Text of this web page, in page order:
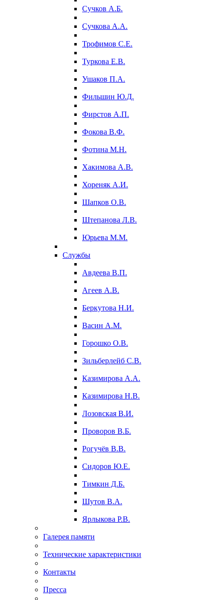
Сучков А.Б.
Сучкова А.А.
Трофимов С.Е.
Туркова Е.В.
Ушаков П.А.
Фильшин Ю.Д.
Фирстов А.П.
Фокова В.Ф.
Фотина М.Н.
Хакимова А.В.
Хореняк А.И.
Шапков О.В.
Штепанова Л.В.
Юрьева М.М.
Службы
Авдеева В.П.
Агеев А.В.
Беркутова Н.И.
Васин А.М.
Горошко О.В.
Зильберлейб С.В.
Казимирова А.А.
Казимирова Н.В.
Лозовская В.И.
Проворов В.Б.
Рогучёв В.В.
Сидоров Ю.Е.
Тимкин Д.Б.
Шутов В.А.
Ярлыкова Р.В.
Галерея памяти
Технические характеристики
Контакты
Пресса